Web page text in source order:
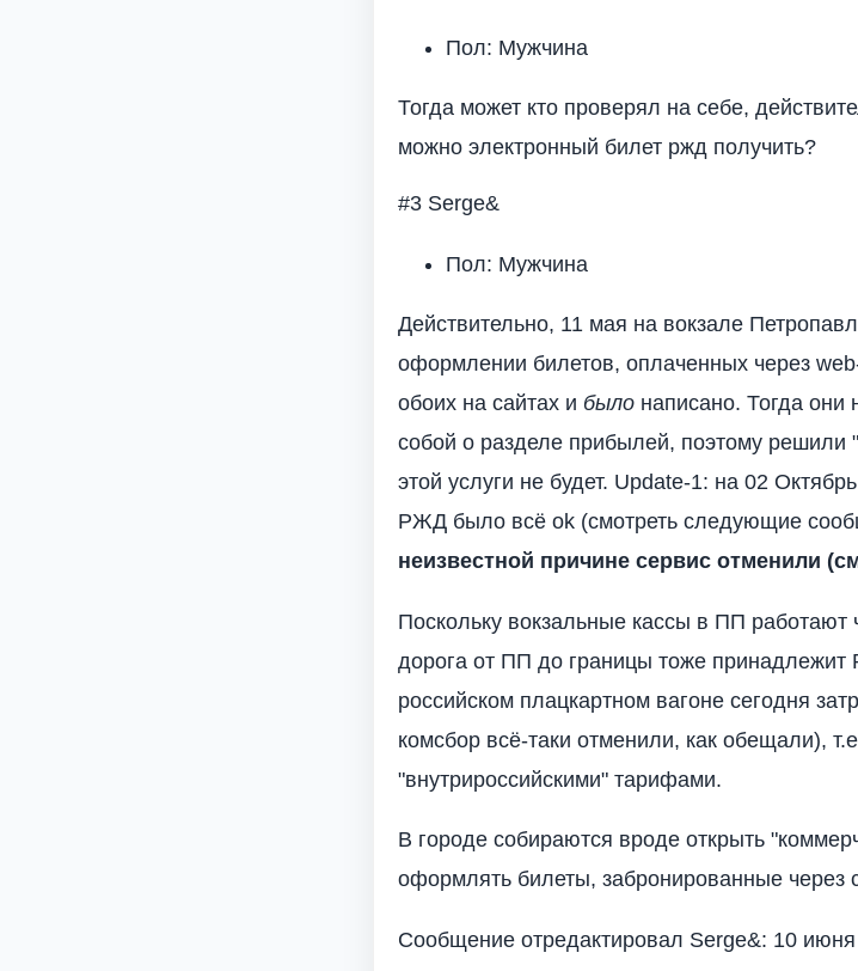
Пол: Мужчина
Тогда может кто проверял на себе,
можно электронный билет ржд получить?
#3 Serge&
Пол: Мужчина
Действительно, 11 мая на вокзале
оформлении билетов, оплаченных через
обоих на сайтах и было написано. Тогда они
собой о разделе прибылей, поэтому
этой услуги не будет. Update-1: на 02
РЖД было всё ok (смотреть следующие
неизвестной причине сервис отменили
Поскольку вокзальные кассы в ПП
дорога от ПП до границы тоже
российском плацкартном вагоне сегодня
комсбор всё-таки отменили, как обещали),
"внутрироссийскими" тарифами.
В городе собираются вроде открыть
оформлять билеты, забронированные через
Сообщение отредактировал Serge&: 10